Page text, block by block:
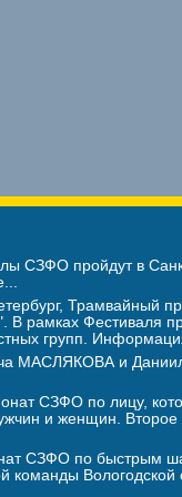
СЗФО пройдут в
Трамвайный
рамках Фестиваля
групп.
МАСЛЯКОВА и
СЗФО по лицу,
и женщин. Второе
СЗФО по быстрым
Вологодской